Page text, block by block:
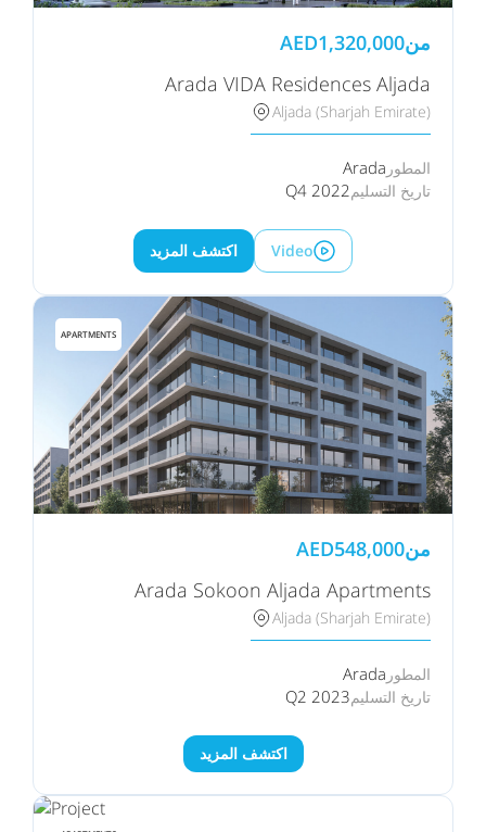
من AED1,320,000
Arada VIDA Residences Aljada
Aljada (Sharjah Emirate)
المطور Arada
تاريخ التسليمQ4 2022
اكتشف المزيد Video
APARTMENTS
من AED548,000
Arada Sokoon Aljada Apartments
Aljada (Sharjah Emirate)
المطور Arada
تاريخ التسليمQ2 2023
اكتشف المزيد